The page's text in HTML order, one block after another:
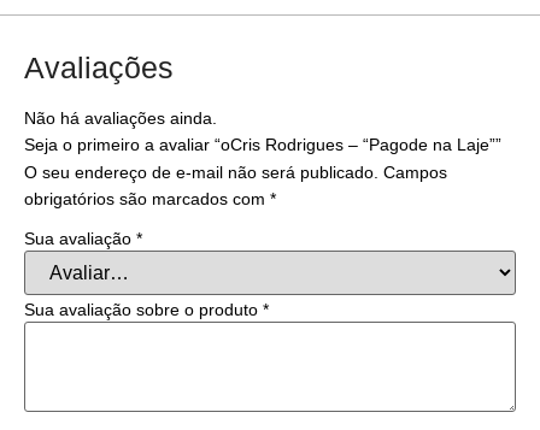
Avaliações
Não há avaliações ainda.
Seja o primeiro a avaliar “oCris Rodrigues – “Pagode na Laje””
O seu endereço de e-mail não será publicado. Campos
obrigatórios são marcados com *
Sua avaliação *
Sua avaliação sobre o produto *